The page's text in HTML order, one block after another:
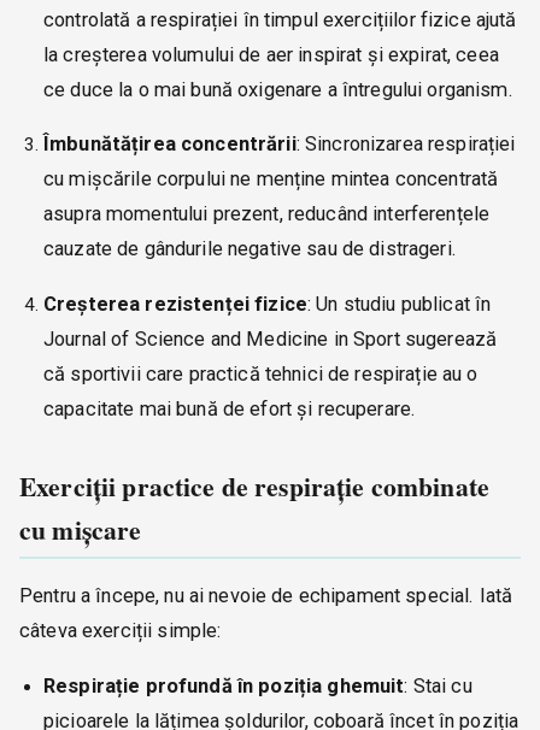
controlată a respirației în timpul exercițiilor fizice ajută
la creșterea volumului de aer inspirat și expirat, ceea
ce duce la o mai bună oxigenare a întregului organism.
Îmbunătățirea concentrării: Sincronizarea respirației
cu mișcările corpului ne menține mintea concentrată
asupra momentului prezent, reducând interferențele
cauzate de gândurile negative sau de distrageri.
Creșterea rezistenței fizice: Un studiu publicat în
Journal of Science and Medicine in Sport sugerează
că sportivii care practică tehnici de respirație au o
capacitate mai bună de efort și recuperare.
Exerciții practice de respirație combinate
cu mișcare
Pentru a începe, nu ai nevoie de echipament special. Iată
câteva exerciții simple:
Respirație profundă în poziția ghemuit: Stai cu
picioarele la lățimea șoldurilor, coboară încet în poziția